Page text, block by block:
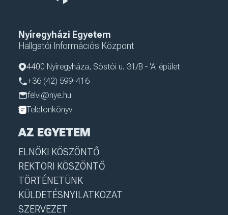
Nyíregyházi Egyetem
Hallgatói Információs Központ
4400 Nyíregyháza, Sóstói u. 31/B - 'A' épület
+36 (42) 599-416
felvi@nye.hu
Telefonkönyv
AZ EGYETEM
ELNÖKI KÖSZÖNTŐ
REKTORI KÖSZÖNTŐ
TÖRTÉNETÜNK
KÜLDETÉSNYILATKOZAT
SZERVEZET